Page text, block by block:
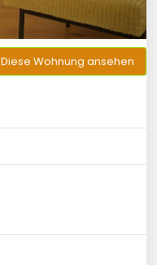
Diese Wohnung ansehen